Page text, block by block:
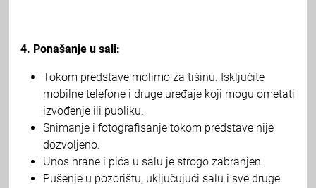
4. Ponašanje u sali:
Tokom predstave molimo za tišinu. Isključite
mobilne telefone i druge uređaje koji mogu ometati
izvođenje ili publiku.
Snimanje i fotografisanje tokom predstave nije
dozvoljeno.
Unos hrane i pića u salu je strogo zabranjen.
Pušenje u pozorištu, uključujući salu i sve druge